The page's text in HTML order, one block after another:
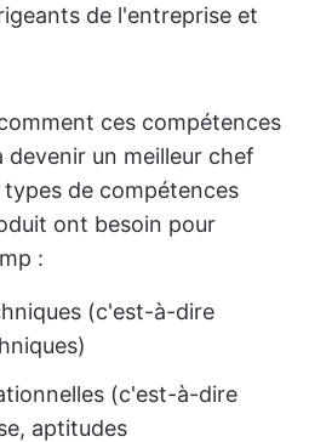
de l'entreprise et
ces compétences
devenir un meilleur chef
de compétences
ont besoin pour
:
(c'est-à-dire
(c'est-à-dire
aptitudes